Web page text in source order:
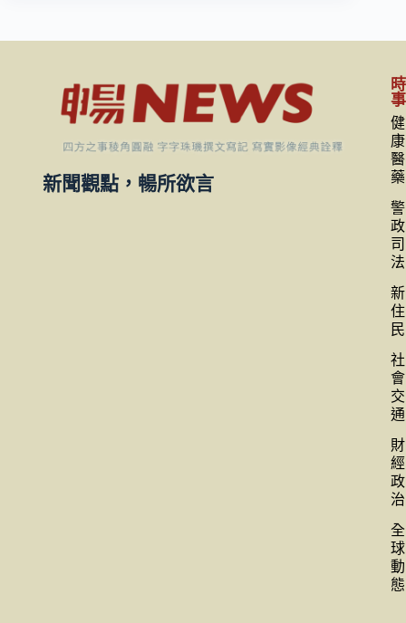
新聞觀點，暢所欲言
時
事
健
康
醫
藥
警
政
司
法
新
住
民
社
會
交
通
財
經
政
治
全
球
動
態